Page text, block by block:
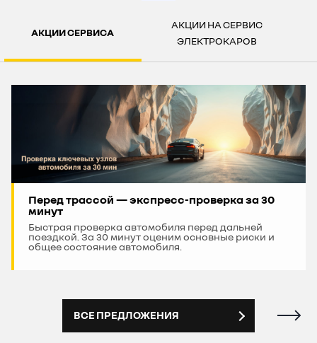
АКЦИИ СЕРВИСА
АКЦИИ НА СЕРВИС
ЭЛЕКТРОКАРОВ
Перед трассой — экспресс-проверка за 30
минут
Быстрая проверка автомобиля перед дальней
поездкой. За 30 минут оценим основные риски и
общее состояние автомобиля.
ВСЕ ПРЕДЛОЖЕНИЯ